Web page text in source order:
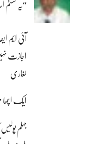
“یہ سسٹم
آئی ایم
اجازت
لغاری
ایک اچھا
جہلم